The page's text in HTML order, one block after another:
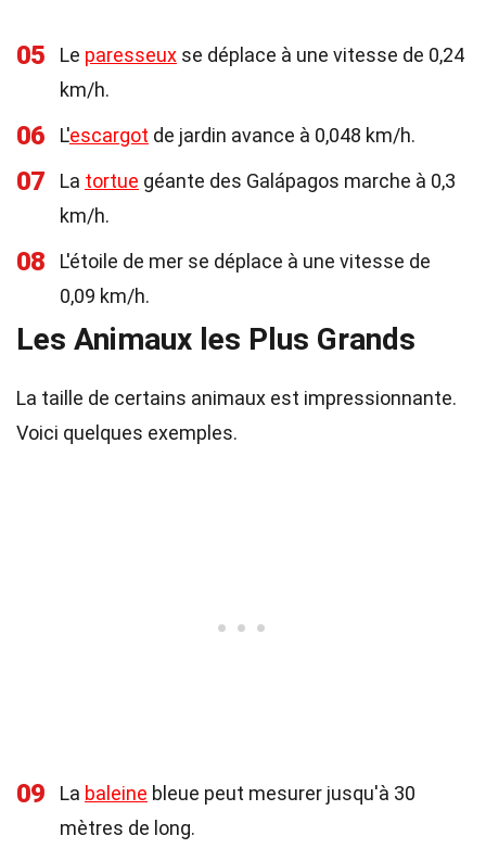
05 Le paresseux se déplace à une vitesse de 0,24
km/h.
06 L'escargot de jardin avance à 0,048 km/h.
07 La tortue géante des Galápagos marche à 0,3
km/h.
08
L'étoile de mer se déplace à une vitesse de
0,09 km/h.
Les Animaux les Plus Grands
La taille de certains animaux est impressionnante.
Voici quelques exemples.
09 La baleine bleue peut mesurer jusqu'à 30
mètres de long.